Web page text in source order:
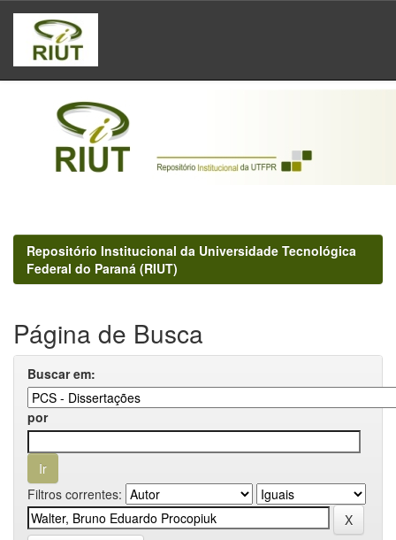
Skip
navigation
Repositório Institucional da Universidade Tecnológica
Federal do Paraná (RIUT)
Página de Busca
Buscar em:
por
Filtros correntes: